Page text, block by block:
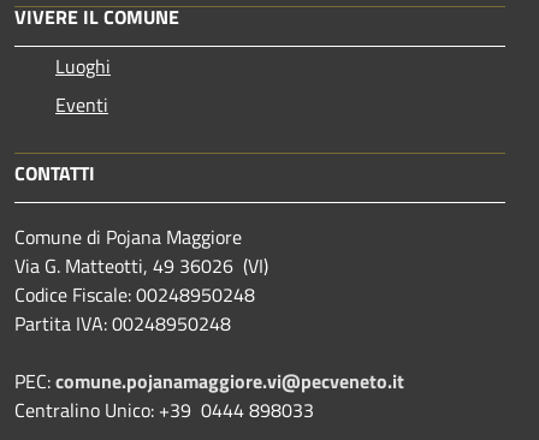
VIVERE IL COMUNE
Luoghi
Eventi
CONTATTI
Comune di Pojana Maggiore
Via G. Matteotti, 49 36026 (VI)
Codice Fiscale: 00248950248
Partita IVA: 00248950248
PEC:comune.pojanamaggiore.vi@pecveneto.it
Centralino Unico: +39 0444 898033